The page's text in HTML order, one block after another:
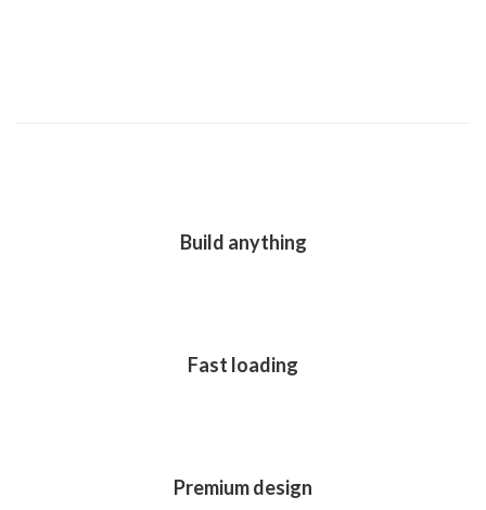
Build anything
Fast loading
Premium design